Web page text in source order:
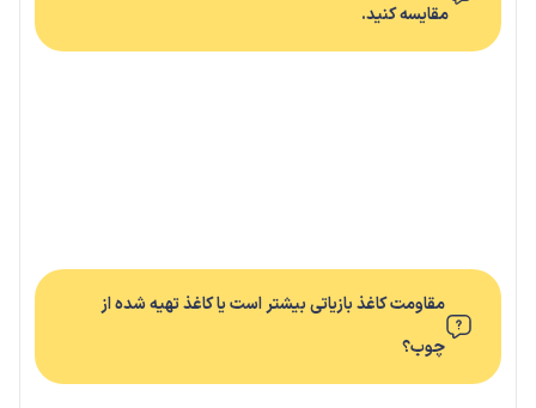
مقایسه کنید.
مقاومت کاغذ بازیاتی بیشتر است یا کاغذ تهیه شده از
چوب؟